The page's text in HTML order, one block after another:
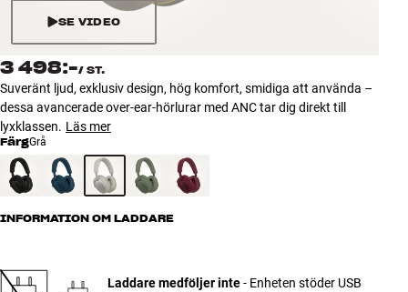
Hitta Butik
Kundtjänst
Bygg med ljud
Företag
SE VIDEO
3 498:-/ ST.
Suveränt ljud, exklusiv design, hög komfort, smidiga att använda –
dessa avancerade over-ear-hörlurar med ANC tar dig direkt till
lyxklassen. Läs mer
FärgGrå
INFORMATION OM LADDARE
Laddare medföljer inte- Enheten stöder USB